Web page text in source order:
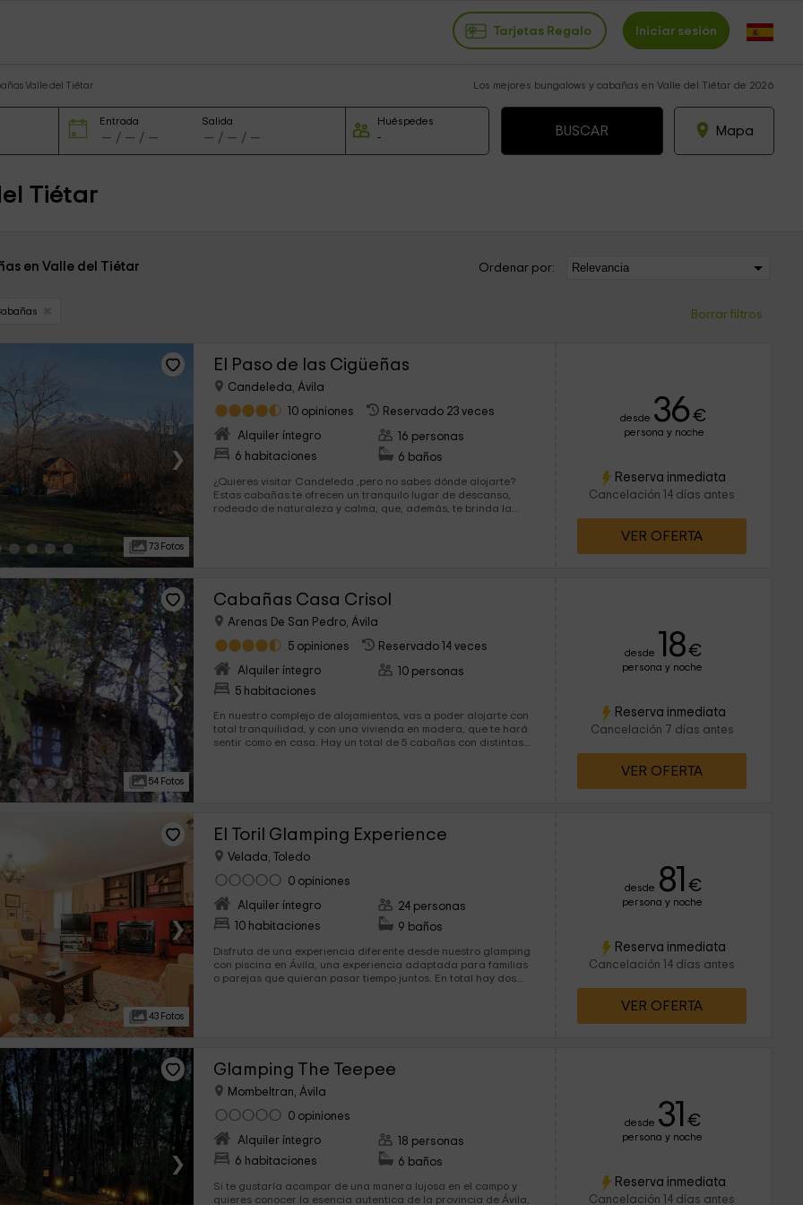
Tarjetas Regalo Iniciar sesión
Valle del Tiétar Los mejores bungalows y cabañas en Valle del Tiétar de 2026
Entrada Salida Huéspedes
Mapa
Tiétar
en Valle del Tiétar Ordenar por:
Borrar filtros
›
73 Fotos
El Paso de las Cigüeñas
Candeleda, Ávila
10 opiniones
Reservado 23 veces
Alquiler íntegro
6 habitaciones
16 personas
6 baños
¿Quieres visitar Candeleda ,pero no sabes dónde alojarte?
Estas cabañas te ofrecen un tranquilo lugar de descanso,
rodeado de naturaleza y calma, que, además, te brinda la
desde 36 €
persona y noche
Reserva inmediata
Cancelación 14 días antes
VER OFERTA
›
54 Fotos
Cabañas Casa Crisol
Arenas De San Pedro, Ávila
5 opiniones
Reservado 14 veces
Alquiler íntegro
5 habitaciones
10 personas
En nuestro complejo de alojamientos, vas a poder alojarte con
total tranquilidad, y con una vivienda en madera, que te hará
sentir como en casa. Hay un total de 5 cabañas con distintas
desde 18€
persona y noche
Reserva inmediata
Cancelación 7 días antes
VER OFERTA
›
43 Fotos
El Toril Glamping Experience
Velada, Toledo
0 opiniones
Alquiler íntegro
10 habitaciones
24 personas
9 baños
Disfruta de una experiencia diferente desde nuestro glamping
con piscina en Ávila, una experiencia adaptada para familias
o parejas que quieran pasar tiempo juntos. En total hay dos
desde 81 €
persona y noche
Reserva inmediata
Cancelación 14 días antes
VER OFERTA
›
Glamping The Teepee
Mombeltran, Ávila
0 opiniones
Alquiler íntegro
6 habitaciones
18 personas
6 baños
Si te gustaría acampar de una manera lujosa en el campo y
quieres conocer la esencia autentica de la provincia de Ávila,
desde 31 €
persona y noche
Reserva inmediata
Cancelación 14 días antes